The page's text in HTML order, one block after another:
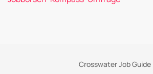
Crosswater Job Guide